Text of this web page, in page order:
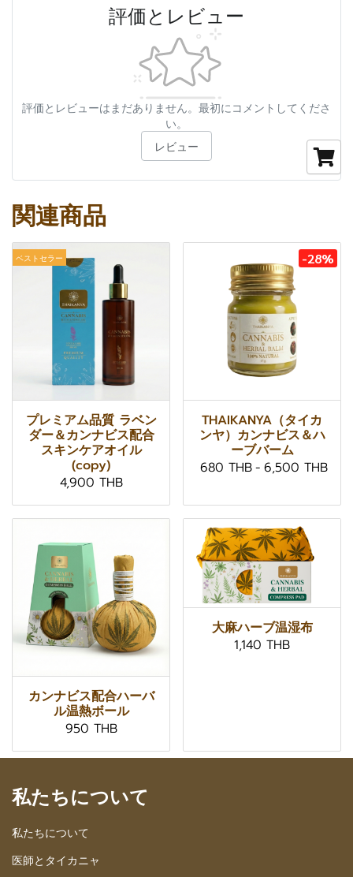
評価とレビュー
評価とレビューはまだありません。最初にコメントしてくださ
い。
レビュー
関連商品
ベストセラー
プレミアム品質 ラベン
ダー＆カンナビス配合
スキンケアオイル
(copy)
4,900 THB
-28%
THAIKANYA（タイカ
ンヤ）カンナビス＆ハ
ーブバーム
680 THB- 6,500 THB
カンナビス配合ハーバ
ル温熱ボール
950 THB
大麻ハーブ温湿布
1,140 THB
私たちについて
私たちについて
医師とタイカニャ